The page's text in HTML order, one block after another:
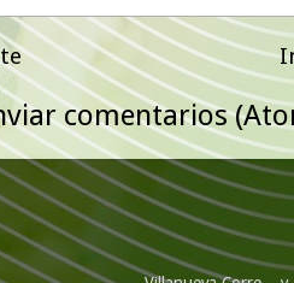
comentarios